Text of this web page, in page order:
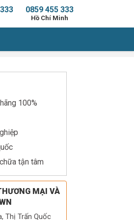
0859 455 333
Hồ Chí Minh
100%
tận tâm
MẠI VÀ
Thị Trấn Quốc